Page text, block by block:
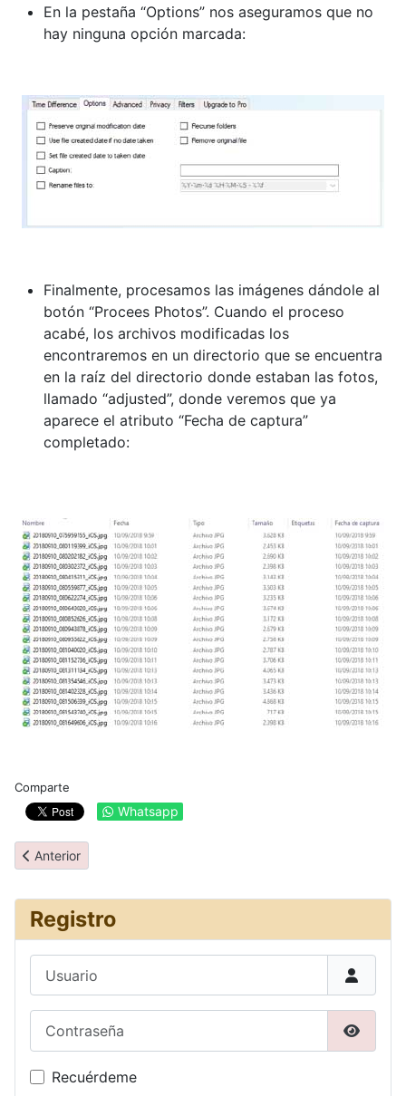
En la pestaña “Options” nos aseguramos que no
hay ninguna opción marcada:
Finalmente, procesamos las imágenes dándole al
botón “Procees Photos”. Cuando el proceso
acabé, los archivos modificadas los
encontraremos en un directorio que se encuentra
en la raíz del directorio donde estaban las fotos,
llamado “adjusted”, donde veremos que ya
aparece el atributo “Fecha de captura”
completado:
Comparte
Whatsapp
Artículo anterior: Y por fin, ¡el viaje!
Anterior
Registro
Recuérdeme